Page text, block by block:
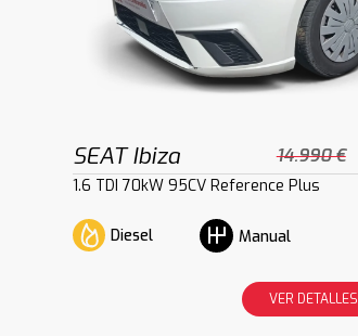
SEAT Ibiza 14.990 €
1.6 TDI 70kW 95CV Reference Plus
Diesel Manual
VER DETALLES